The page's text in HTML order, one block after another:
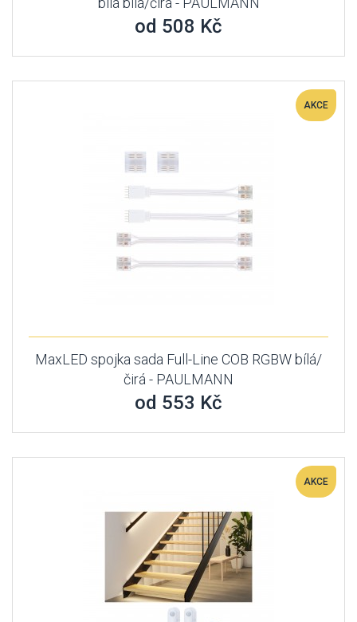
od 508 Kč
AKCE
MaxLED spojka sada Full-Line COB RGBW bílá/
čirá - PAULMANN
od 553 Kč
AKCE